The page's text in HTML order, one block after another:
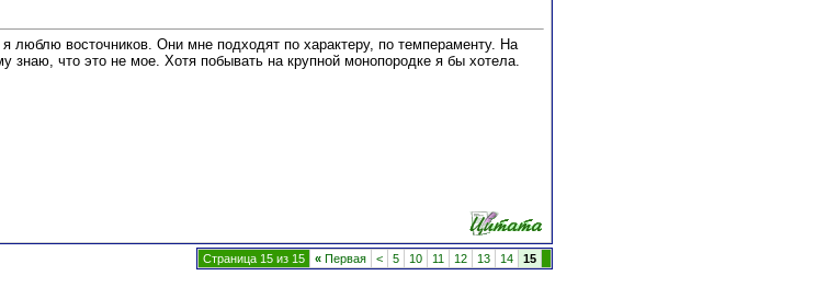
люблю восточников. Они мне подходят по характеру, по темпераменту. На
что это не мое. Хотя побывать на крупной монопородке я бы хотела.
Страница 15 из 15 « Первая < 5 10 11 12 13 14 15